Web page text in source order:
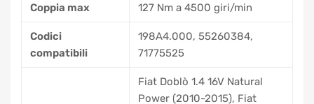
Coppia max 127 Nm a 4500 giri/min
Codici
compatibili
198A4.000, 55260384,
71775525
Fiat Doblò 1.4 16V Natural
Power (2010-2015), Fiat